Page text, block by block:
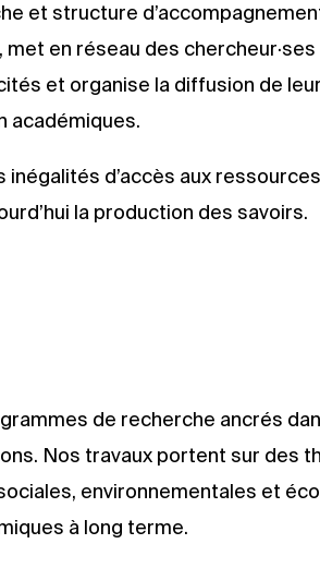
et structure
en réseau des
et organise la diffusion de
académiques.
inégalités d’accès aux
la production des savoirs.
de recherche ancrés
Nos travaux portent sur des
environnementales et
à long terme.